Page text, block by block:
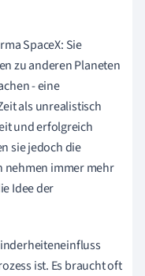
SpaceX: Sie
zu anderen Planeten
- eine
als unrealistisch
und erfolgreich
sie jedoch die
nehmen immer mehr
Idee der
ist. Es braucht oft